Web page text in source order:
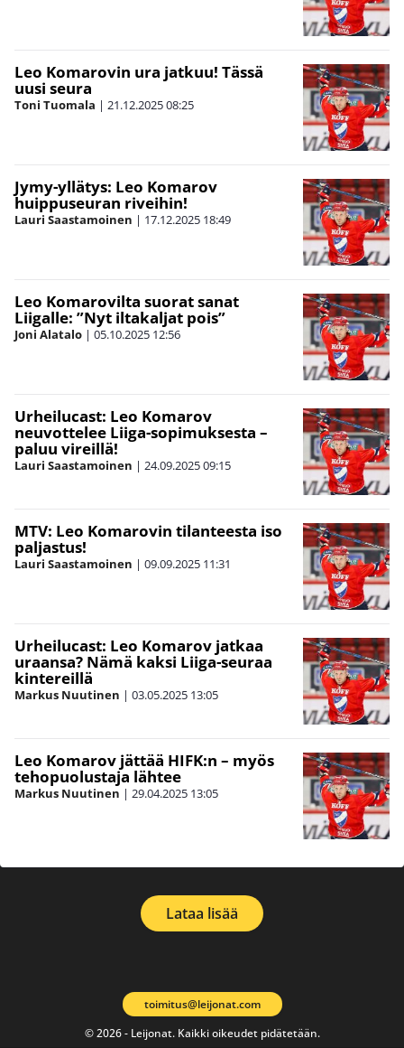
Leo Komarovin ura jatkuu! Tässä
uusi seura
Toni Tuomala | 21.12.202508:25
Jymy-yllätys: Leo Komarov
huippuseuran riveihin!
Lauri Saastamoinen | 17.12.2025 18:49
Leo Komarovilta suorat sanat
Liigalle: ”Nyt iltakaljat pois”
Joni Alatalo | 05.10.2025 12:56
Urheilucast: Leo Komarov
neuvottelee Liiga-sopimuksesta –
paluu vireillä!
Lauri Saastamoinen | 24.09.202509:15
MTV: Leo Komarovin tilanteesta iso
paljastus!
Lauri Saastamoinen | 09.09.2025 11:31
Urheilucast: Leo Komarov jatkaa
uraansa? Nämä kaksi Liiga-seuraa
kintereillä
Markus Nuutinen | 03.05.2025 13:05
Leo Komarov jättää HIFK:n – myös
tehopuolustaja lähtee
Markus Nuutinen | 29.04.2025 13:05
Lataa lisää
© 2026 - Leijonat. Kaikki oikeudet pidätetään.
toimitus@leijonat.com